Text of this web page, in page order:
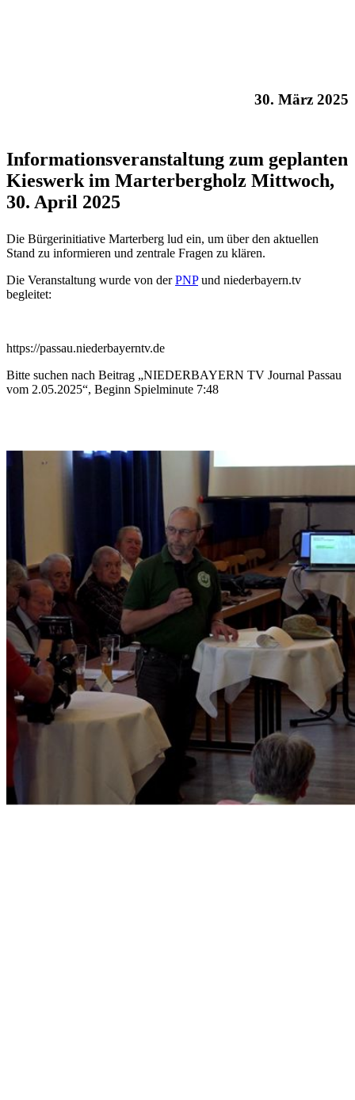
30. März 2025
Informationsveranstaltung zum geplanten
Kieswerk im Marterbergholz Mittwoch,
30. April 2025
Die Bürgerinitiative Marterberg lud ein, um über den aktuellen
Stand zu informieren und zentrale Fragen zu klären.
Die Veranstaltung wurde von derPNPund niederbayern.tv
begleitet:
https://passau.niederbayerntv.de
Bitte suchen nach Beitrag „NIEDERBAYERN TV Journal Passau
vom 2.05.2025“, Beginn Spielminute 7:48